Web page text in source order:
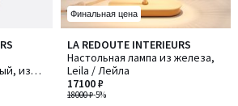
из
Финальная цена
LA REDOUTE INTERIEURS
Настольная лампа из железа,
Leila / Лейла
18000 ₽-5%
17100 ₽
4,8
/ 5